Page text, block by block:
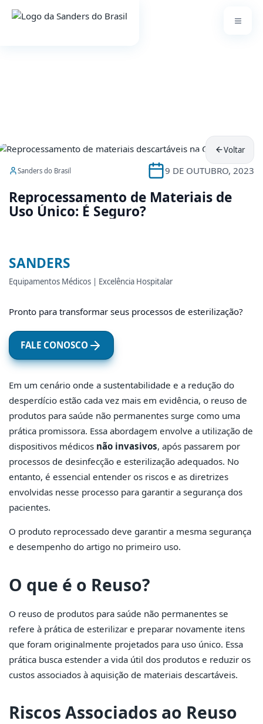
Voltar
Sanders do Brasil 9 DE OUTUBRO, 2023
Reprocessamento de Materiais de Uso
Reprocessamento de Materiais de
Uso Único: É Seguro?
SANDERS
Equipamentos Médicos | Excelência Hospitalar
Pronto para transformar seus processos de esterilização?
FALE CONOSCO
Em um cenário onde a sustentabilidade e a redução do
desperdício estão cada vez mais em evidência, o reuso de
produtos para saúde não permanentes surge como uma
prática promissora. Essa abordagem envolve a utilização de
dispositivos médicos não invasivos, após passarem por
processos de desinfecção e esterilização adequados. No
entanto, é essencial entender os riscos e as diretrizes
envolvidas nesse processo para garantir a segurança dos
pacientes.
O produto reprocessado deve garantir a mesma segurança
e desempenho do artigo no primeiro uso.
O que é o Reuso?
O reuso de produtos para saúde não permanentes se
refere à prática de esterilizar e preparar novamente itens
que foram originalmente projetados para uso único. Essa
prática busca estender a vida útil dos produtos e reduzir os
custos associados à aquisição de materiais descartáveis.
Riscos Associados ao Reuso